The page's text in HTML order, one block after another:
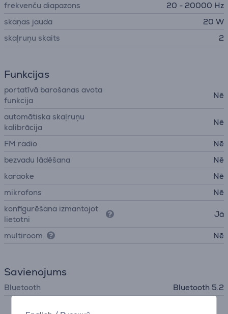
frekvenču diapazons
20 - 20000 Hz
skaņas jauda
20 W
skaļruņu skaits
2
Funkcijas
portatīvā barošanas avota
funkcija
Nē
automātiska skaļruņu
kalibrācija
Nē
FM radio
Nē
bezvadu lādēšana
Nē
karaoke
Nē
mikrofons
Nē
konfigurēšana izmantojot
lietotni
Jā
multiroom Nē
Savienojums
Bluetooth Bluetooth 5.2